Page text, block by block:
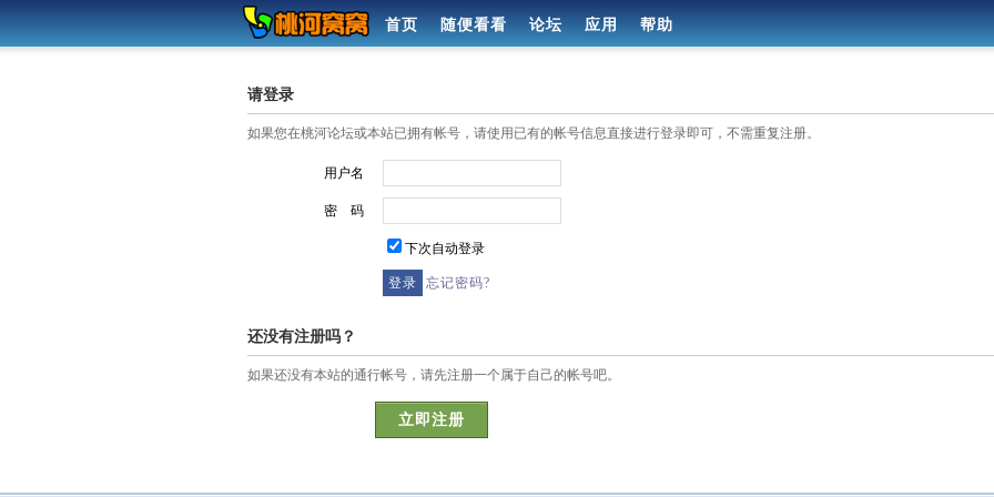
首页 随便看看 论坛 应用 帮助
请登录
如果您在桃河论坛或本站已拥有帐号，请使用已有的帐号信息直接进行登录即可，不需重复注册。
用户名
密 码
下次自动登录
忘记密码?
还没有注册吗？
如果还没有本站的通行帐号，请先注册一个属于自己的帐号吧。
立即注册